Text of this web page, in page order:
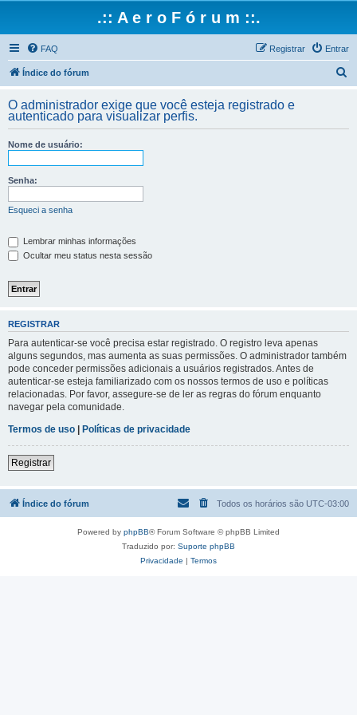
.:: A e r o F ó r u m ::.
FAQ Entrar
Registrar
Índice do fórum
q
O administrador exige que você esteja registrado e
autenticado para visualizar perfis.
Nome de usuário:
Senha:
Esqueci a senha
Lembrar minhas informações
Ocultar meu status nesta sessão
REGISTRAR
Para autenticar-se você precisa estar registrado. O registro leva apenas
alguns segundos, mas aumenta as suas permissões. O administrador também
pode conceder permissões adicionais a usuários registrados. Antes de
autenticar-se esteja familiarizado com os nossos termos de uso e políticas
relacionadas. Por favor, assegure-se de ler as regras do fórum enquanto
navegar pela comunidade.
Termos de uso | Políticas de privacidade
Registrar
Índice do fórum Todos os horários são UTC-03:00
Powered by phpBB® Forum Software © phpBB Limited
Traduzido por: Suporte phpBB
Privacidade | Termos